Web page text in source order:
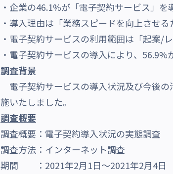
・企業の46.1%が「電子契約サービス」を
・導入理由は「業務スピードを向上させ
・電子契約サービスの利用範囲は「起案/
・電子契約サービスの導入により、
調査背景
電子契約サービスの導入状況及び今後
施いたしました。
調査概要
調査概要：電子契約導入状況の実態調査
調査方法：インターネット調査
期間 ：2021年2月1日～2021年2月4日